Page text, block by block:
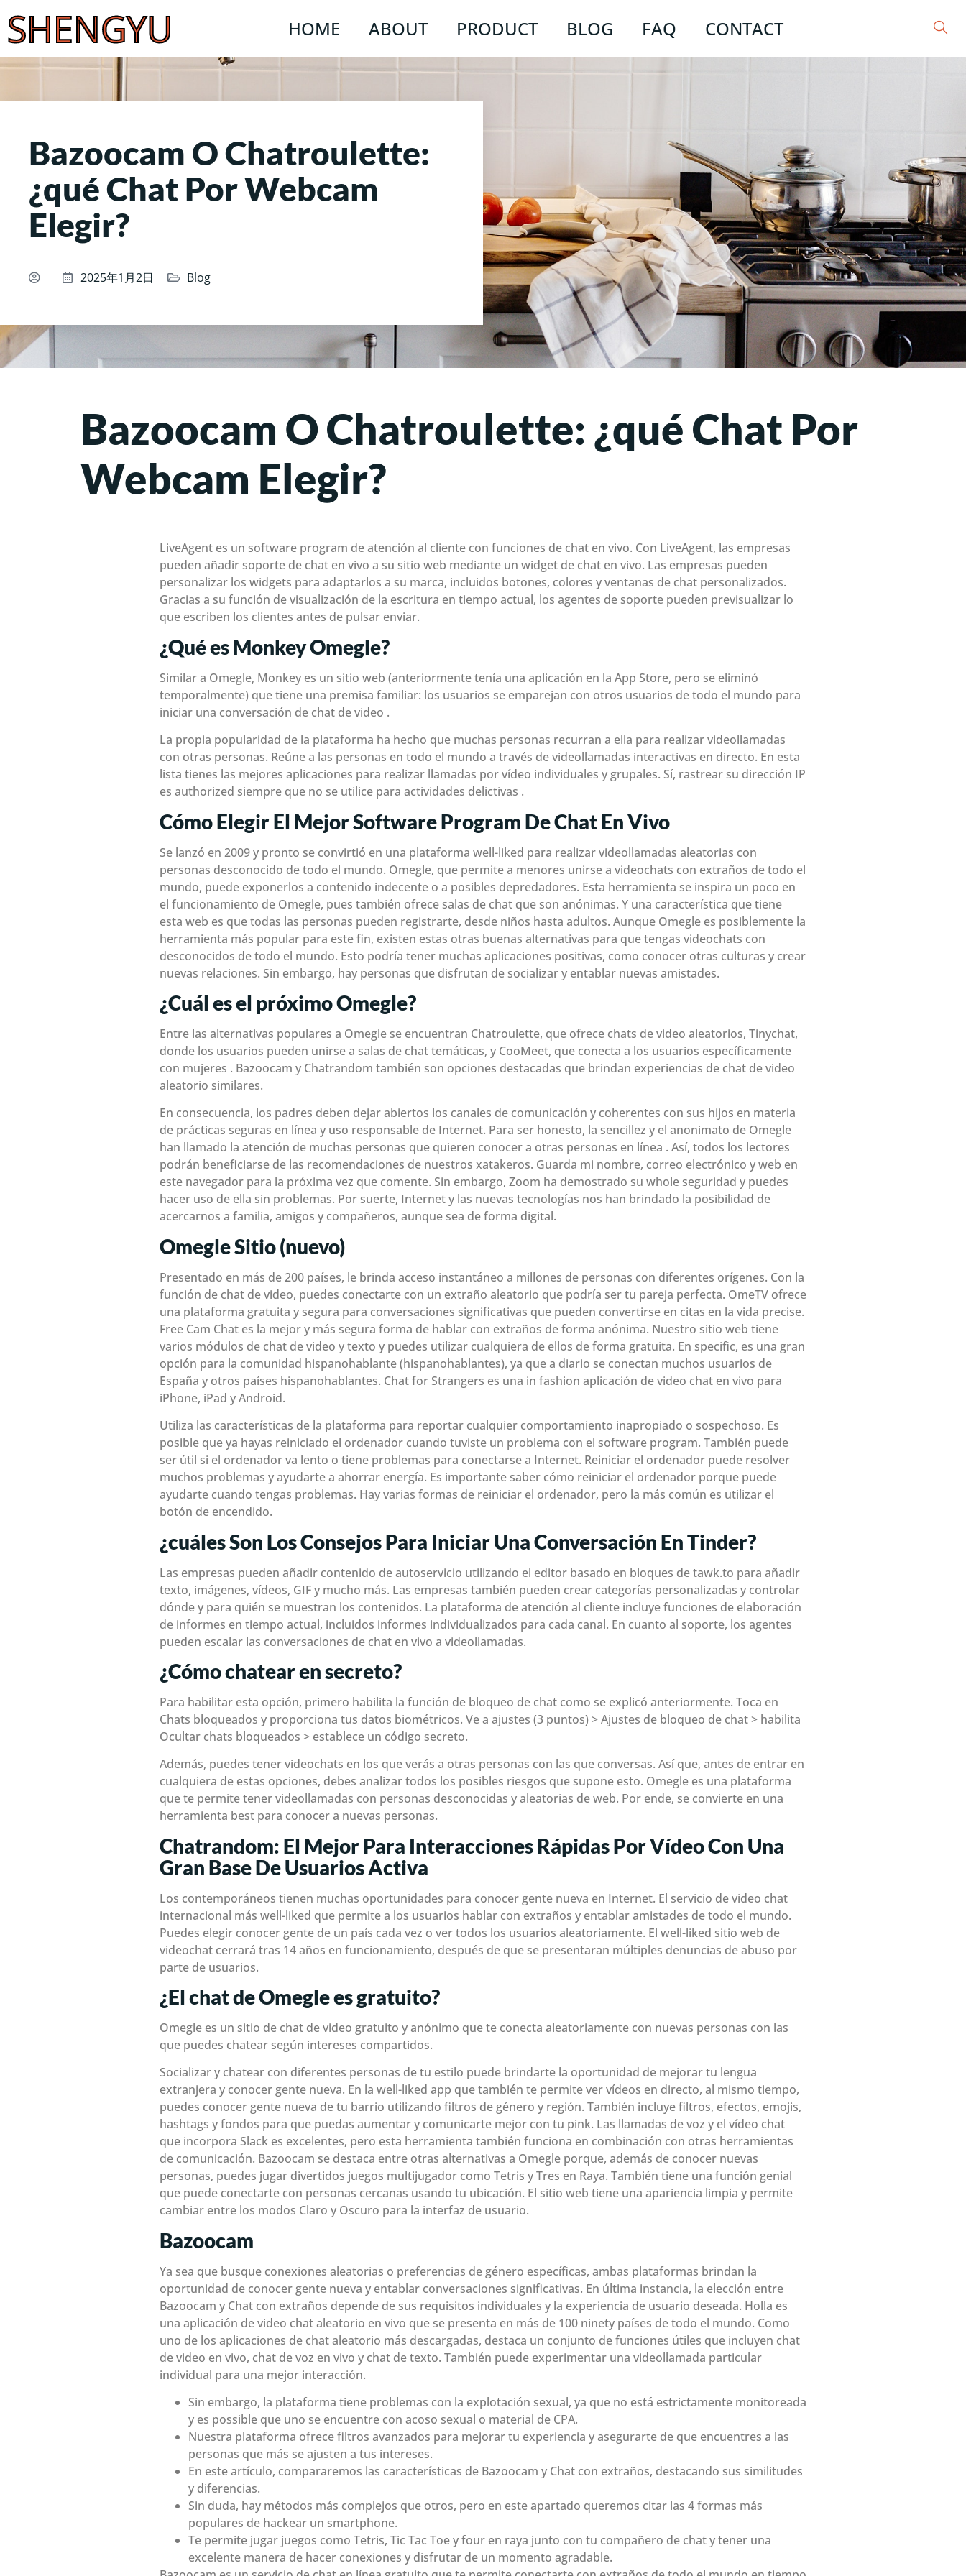
SHENGYU HOME ABOUT PRODUCT BLOG FAQ CONTACT
Bazoocam O Chatroulette:
¿qué Chat Por Webcam
Elegir?
2025年1月2日 Blog
Bazoocam O Chatroulette: ¿qué Chat Por
Webcam Elegir?
LiveAgent es un software program de atención al cliente con funciones de chat en vivo. Con LiveAgent, las empresas
pueden añadir soporte de chat en vivo a su sitio web mediante un widget de chat en vivo. Las empresas pueden
personalizar los widgets para adaptarlos a su marca, incluidos botones, colores y ventanas de chat personalizados.
Gracias a su función de visualización de la escritura en tiempo actual, los agentes de soporte pueden previsualizar lo
que escriben los clientes antes de pulsar enviar.
¿Qué es Monkey Omegle?
Similar a Omegle, Monkey es un sitio web (anteriormente tenía una aplicación en la App Store, pero se eliminó
temporalmente) que tiene una premisa familiar: los usuarios se emparejan con otros usuarios de todo el mundo para
iniciar una conversación de chat de video .
La propia popularidad de la plataforma ha hecho que muchas personas recurran a ella para realizar videollamadas
con otras personas. Reúne a las personas en todo el mundo a través de videollamadas interactivas en directo. En esta
lista tienes las mejores aplicaciones para realizar llamadas por vídeo individuales y grupales. Sí, rastrear su dirección IP
es authorized siempre que no se utilice para actividades delictivas .
Cómo Elegir El Mejor Software Program De Chat En Vivo
Se lanzó en 2009 y pronto se convirtió en una plataforma well-liked para realizar videollamadas aleatorias con
personas desconocido de todo el mundo. Omegle, que permite a menores unirse a videochats con extraños de todo el
mundo, puede exponerlos a contenido indecente o a posibles depredadores. Esta herramienta se inspira un poco en
el funcionamiento de Omegle, pues también ofrece salas de chat que son anónimas. Y una característica que tiene
esta web es que todas las personas pueden registrarte, desde niños hasta adultos. Aunque Omegle es posiblemente la
herramienta más popular para este fin, existen estas otras buenas alternativas para que tengas videochats con
desconocidos de todo el mundo. Esto podría tener muchas aplicaciones positivas, como conocer otras culturas y crear
nuevas relaciones. Sin embargo, hay personas que disfrutan de socializar y entablar nuevas amistades.
¿Cuál es el próximo Omegle?
Entre las alternativas populares a Omegle se encuentran Chatroulette, que ofrece chats de video aleatorios, Tinychat,
donde los usuarios pueden unirse a salas de chat temáticas, y CooMeet, que conecta a los usuarios específicamente
con mujeres . Bazoocam y Chatrandom también son opciones destacadas que brindan experiencias de chat de video
aleatorio similares.
En consecuencia, los padres deben dejar abiertos los canales de comunicación y coherentes con sus hijos en materia
de prácticas seguras en línea y uso responsable de Internet. Para ser honesto, la sencillez y el anonimato de Omegle
han llamado la atención de muchas personas que quieren conocer a otras personas en línea . Así, todos los lectores
podrán beneficiarse de las recomendaciones de nuestros xatakeros. Guarda mi nombre, correo electrónico y web en
este navegador para la próxima vez que comente. Sin embargo, Zoom ha demostrado su whole seguridad y puedes
hacer uso de ella sin problemas. Por suerte, Internet y las nuevas tecnologías nos han brindado la posibilidad de
acercarnos a familia, amigos y compañeros, aunque sea de forma digital.
Omegle Sitio (nuevo)
Presentado en más de 200 países, le brinda acceso instantáneo a millones de personas con diferentes orígenes. Con la
función de chat de video, puedes conectarte con un extraño aleatorio que podría ser tu pareja perfecta. OmeTV ofrece
una plataforma gratuita y segura para conversaciones significativas que pueden convertirse en citas en la vida precise.
Free Cam Chat es la mejor y más segura forma de hablar con extraños de forma anónima. Nuestro sitio web tiene
varios módulos de chat de video y texto y puedes utilizar cualquiera de ellos de forma gratuita. En specific, es una gran
opción para la comunidad hispanohablante (hispanohablantes), ya que a diario se conectan muchos usuarios de
España y otros países hispanohablantes. Chat for Strangers es una in fashion aplicación de video chat en vivo para
iPhone, iPad y Android.
Utiliza las características de la plataforma para reportar cualquier comportamiento inapropiado o sospechoso. Es
posible que ya hayas reiniciado el ordenador cuando tuviste un problema con el software program. También puede
ser útil si el ordenador va lento o tiene problemas para conectarse a Internet. Reiniciar el ordenador puede resolver
muchos problemas y ayudarte a ahorrar energía. Es importante saber cómo reiniciar el ordenador porque puede
ayudarte cuando tengas problemas. Hay varias formas de reiniciar el ordenador, pero la más común es utilizar el
botón de encendido.
¿cuáles Son Los Consejos Para Iniciar Una Conversación En Tinder?
Las empresas pueden añadir contenido de autoservicio utilizando el editor basado en bloques de tawk.to para añadir
texto, imágenes, vídeos, GIF y mucho más. Las empresas también pueden crear categorías personalizadas y controlar
dónde y para quién se muestran los contenidos. La plataforma de atención al cliente incluye funciones de elaboración
de informes en tiempo actual, incluidos informes individualizados para cada canal. En cuanto al soporte, los agentes
pueden escalar las conversaciones de chat en vivo a videollamadas.
¿Cómo chatear en secreto?
Para habilitar esta opción, primero habilita la función de bloqueo de chat como se explicó anteriormente. Toca en
Chats bloqueados y proporciona tus datos biométricos. Ve a ajustes (3 puntos) > Ajustes de bloqueo de chat > ​​habilita
Ocultar chats bloqueados > establece un código secreto.
Además, puedes tener videochats en los que verás a otras personas con las que conversas. Así que, antes de entrar en
cualquiera de estas opciones, debes analizar todos los posibles riesgos que supone esto. Omegle es una plataforma
que te permite tener videollamadas con personas desconocidas y aleatorias de web. Por ende, se convierte en una
herramienta best para conocer a nuevas personas.
Chatrandom: El Mejor Para Interacciones Rápidas Por Vídeo Con Una
Gran Base De Usuarios Activa
Los contemporáneos tienen muchas oportunidades para conocer gente nueva en Internet. El servicio de video chat
internacional más well-liked que permite a los usuarios hablar con extraños y entablar amistades de todo el mundo.
Puedes elegir conocer gente de un país cada vez o ver todos los usuarios aleatoriamente. El well-liked sitio web de
videochat cerrará tras 14 años en funcionamiento, después de que se presentaran múltiples denuncias de abuso por
parte de usuarios.
¿El chat de Omegle es gratuito?
Omegle es un sitio de chat de video gratuito y anónimo que te conecta aleatoriamente con nuevas personas con las
que puedes chatear según intereses compartidos.
Socializar y chatear con diferentes personas de tu estilo puede brindarte la oportunidad de mejorar tu lengua
extranjera y conocer gente nueva. En la well-liked app que también te permite ver vídeos en directo, al mismo tiempo,
puedes conocer gente nueva de tu barrio utilizando filtros de género y región. También incluye filtros, efectos, emojis,
hashtags y fondos para que puedas aumentar y comunicarte mejor con tu pink. Las llamadas de voz y el vídeo chat
que incorpora Slack es excelentes, pero esta herramienta también funciona en combinación con otras herramientas
de comunicación. Bazoocam se destaca entre otras alternativas a Omegle porque, además de conocer nuevas
personas, puedes jugar divertidos juegos multijugador como Tetris y Tres en Raya. También tiene una función genial
que puede conectarte con personas cercanas usando tu ubicación. El sitio web tiene una apariencia limpia y permite
cambiar entre los modos Claro y Oscuro para la interfaz de usuario.
Bazoocam
Ya sea que busque conexiones aleatorias o preferencias de género específicas, ambas plataformas brindan la
oportunidad de conocer gente nueva y entablar conversaciones significativas. En última instancia, la elección entre
Bazoocam y Chat con extraños depende de sus requisitos individuales y la experiencia de usuario deseada. Holla es
una aplicación de video chat aleatorio en vivo que se presenta en más de 100 ninety países de todo el mundo. Como
uno de los aplicaciones de chat aleatorio más descargadas, destaca un conjunto de funciones útiles que incluyen chat
de video en vivo, chat de voz en vivo y chat de texto. También puede experimentar una videollamada particular
individual para una mejor interacción.
Sin embargo, la plataforma tiene problemas con la explotación sexual, ya que no está estrictamente monitoreada
y es possible que uno se encuentre con acoso sexual o material de CPA.
Nuestra plataforma ofrece filtros avanzados para mejorar tu experiencia y asegurarte de que encuentres a las
personas que más se ajusten a tus intereses.
En este artículo, compararemos las características de Bazoocam y Chat con extraños, destacando sus similitudes
y diferencias.
Sin duda, hay métodos más complejos que otros, pero en este apartado queremos citar las 4 formas más
populares de hackear un smartphone.
Te permite jugar juegos como Tetris, Tic Tac Toe y four en raya junto con tu compañero de chat y tener una
excelente manera de hacer conexiones y disfrutar de un momento agradable.